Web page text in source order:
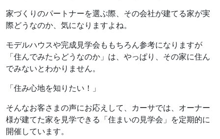
家づくりのパートナーを選ぶ際、その会社が建てる家が実
際どうなのか、気になりますよね。
モデルハウスや完成見学会ももちろん参考になりますが
「住んでみたらどうなのか」は、やっぱり、その家に住ん
でみないとわかりません。
「住み心地を知りたい！」
そんなお客さまの声にお応えして、カーサでは、オーナー
様が建てた家を見学できる「住まいの見学会」を定期的に
開催しています。